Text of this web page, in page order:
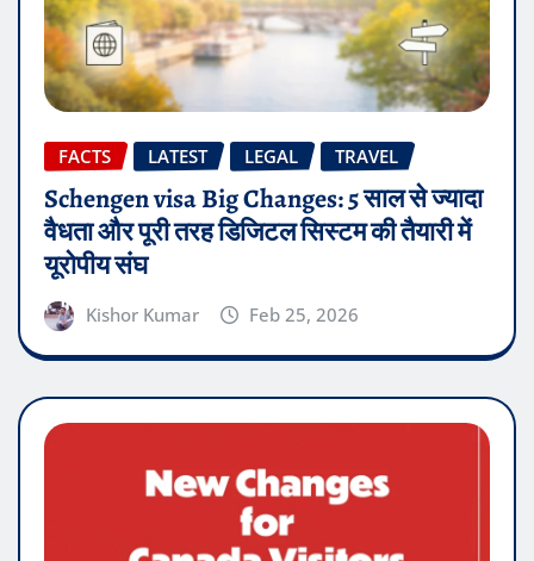
FACTS LATEST LEGAL TRAVEL
Schengen visa Big Changes: 5 साल से ज्यादा
वैधता और पूरी तरह डिजिटल सिस्टम की तैयारी में
यूरोपीय संघ
Kishor Kumar Feb 25, 2026